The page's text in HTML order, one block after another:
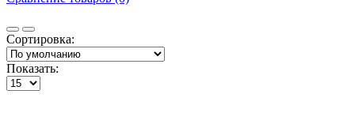
Сортировка:
Показать: